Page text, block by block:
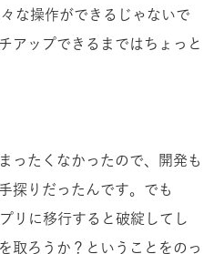
な操作ができるじゃないで
アップできるまではちょっと
ったくなかったので、開発も
探りだったんです。でも
リに移行すると破綻してし
取ろうか？ということをのっ